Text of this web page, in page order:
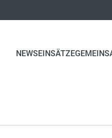
NEWSEINSÄTZE